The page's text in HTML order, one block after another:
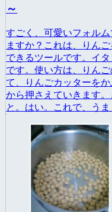
～
すごく、可愛いフォルム
ますか？これは、りん
できるツールです。イ
です。使い方は、りん
て、りんごカッターを
から押さえていきます
と。はい。これで、うま